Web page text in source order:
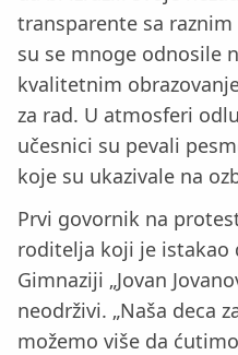
transparente sa
su se mnoge odnosile
kvalitetnim
za rad. U atmosferi
učesnici su pevali
koje su ukazivale na
Prvi govornik na
roditelja koji je istakao
Gimnaziji „Jovan
neodrživi. „Naša deca
možemo više da